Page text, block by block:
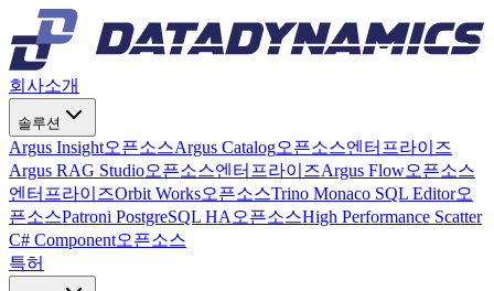
회사소개
솔루션
Argus Insight오픈소스Argus Catalog오픈소스엔터프라이즈
Argus RAG Studio오픈소스엔터프라이즈Argus Flow오픈소스
엔터프라이즈Orbit Works오픈소스Trino Monaco SQL Editor오
픈소스Patroni PostgreSQL HA 오픈소스High Performance Scatter
C# Component오픈소스
특허